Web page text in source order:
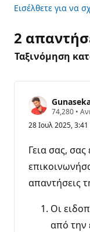
Εισέλθετε για να
2
Ταξινόμηση
74,280 Β
θ
ο
ί
φ
ή
μ
•
28 Ιουλ 2025, 3:41
Γεια σας,
απαντήσεις
Οι
από την